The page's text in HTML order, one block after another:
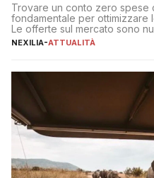
Trovare un conto zero
fondamentale per ottimizzare
Le offerte sul mercato sono
individuare quella più adatta
sul […]
NEXILIA-ATTUALITÀ